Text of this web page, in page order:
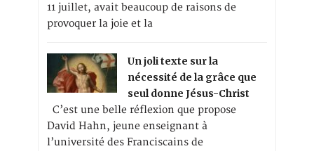
11 juillet, avait beaucoup de raisons de
provoquer la joie et la
Un joli texte sur la
nécessité de la grâce que
seul donne Jésus-Christ
C’est une belle réflexion que propose
David Hahn, jeune enseignant à
l’université des Franciscains de